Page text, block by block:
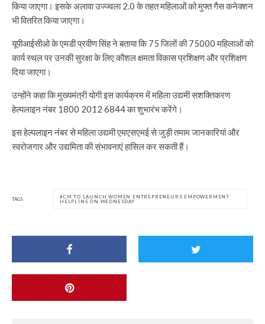
किया जाएगा। इसके अलावा उज्ज्वला 2.0 के तहत महिलाओं को मुफ्त गैस कनेक्शन
भी वितरित किया जाएगा।
यूपीआईसीओ के एमडी प्रवीण सिंह ने बताया कि 75 जिलों की 75000 महिलाओं को
कार्य स्थल पर उनकी सुरक्षा के लिए कौशल क्षमता विकास प्रशिक्षण और प्रशिक्षण
दिया जाएगा।
उन्होंने कहा कि मुख्यमंत्री योगी इस कार्यक्रम में महिला उद्यमी सशक्तिकरण
हेल्पलाइन नंबर 1800 2012 6844 का शुभारंभ करेंगे।
इस हेल्पलाइन नंबर से महिला उद्यमी एमएसएमई से जुड़ी तमाम जानकारियां और
स्वरोजगार और उद्यमिता की संभावनाएं हासिल कर सकती हैं।
TAGS
CM TO LAUNCH WOMEN ENTREPRENEURS EMPOWERMENT
HELPLINE ON WEDNESDAY